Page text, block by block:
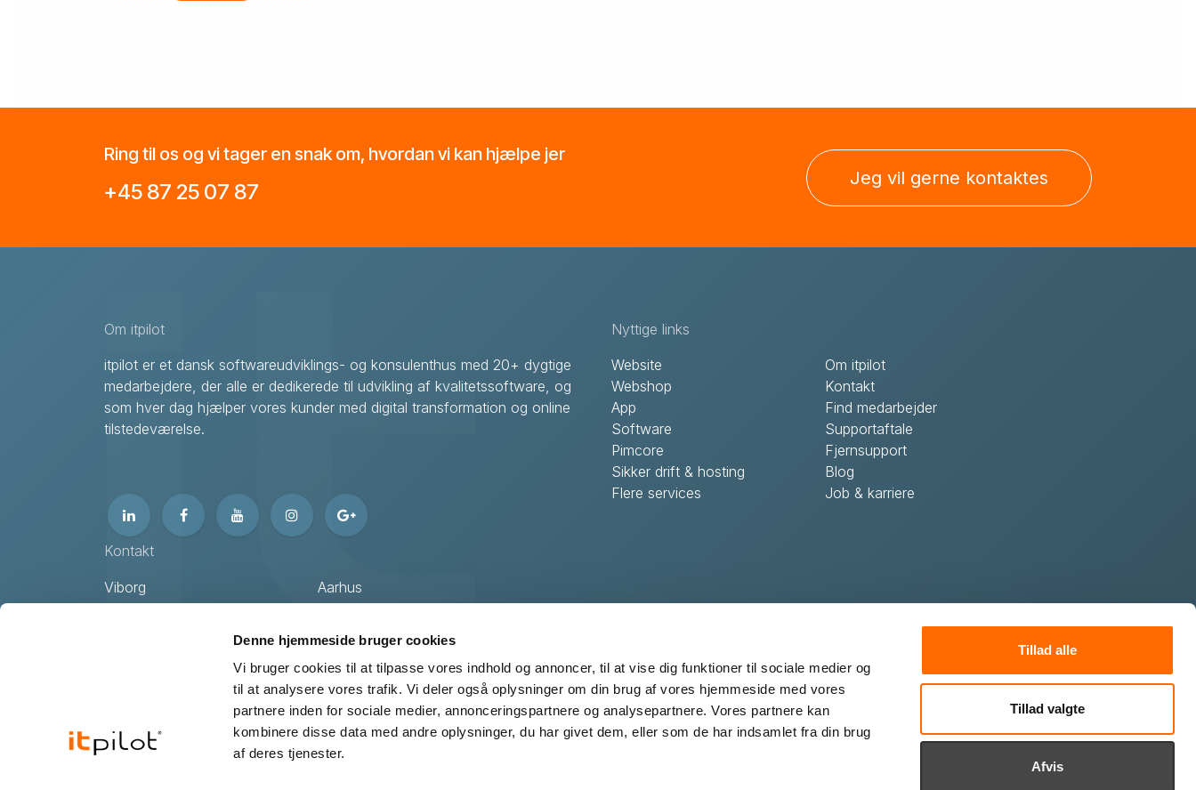
Denne hjemmeside bruger cookies
Vi bruger cookies til at tilpasse vores indhold og annoncer, til at vise dig funktioner til sociale medier og
til at analysere vores trafik. Vi deler også oplysninger om din brug af vores hjemmeside med vores
partnere inden for sociale medier, annonceringspartnere og analysepartnere. Vores partnere kan
kombinere disse data med andre oplysninger, du har givet dem, eller som de har indsamlet fra din brug
af deres tjenester.
Tillad alle
Tillad valgte
Afvis
Ring til os og vi tager en snak om, hvordan vi kan hjælpe jer
+45 87 25 07 87
Jeg vil gerne kontaktes
Om itpilot
itpilot er et dansk softwareudviklings- og konsulenthus med 20+ dygtige
medarbejdere, der alle er dedikerede til udvikling af kvalitetssoftware, og
som hver dag hjælper vores kunder med digital transformation og online
tilstedeværelse.
Nyttige links
Website
Webshop
App
Software
Pimcore
Sikker drift & hosting
Flere services
Om itpilot
Kontakt
Find medarbejder
Supportaftale
Fjernsupport
Blog
Job & karriere
Kontakt
Viborg
Aarhus
Hasselager Centervej 29
DK-8260 Viby
Jeg vil gerne kontaktes Opret supportsag